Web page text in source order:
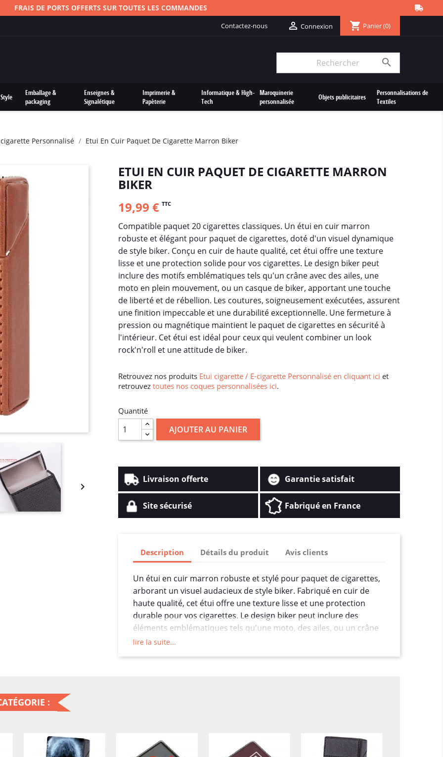
FRAIS DE PORTS OFFERTS SUR TOUTES LES COMMANDES
Contactez-nous  Connexion shopping_cart Panier(0)

Emballage &
packaging
Enseignes &
Signalétique
Imprimerie &
Papèterie
Informatique & High-
Tech
Maroquinerie
personnalisée
Objets publicitaires
Personnalisations de
Textiles
Personnalisé Etui En Cuir Paquet De Cigarette Marron Biker

ETUI EN CUIR PAQUET DE CIGARETTE MARRON
BIKER
19,99 € TTC
Compatible paquet 20 cigarettes classiques. Un étui en cuir marron
robuste et élégant pour paquet de cigarettes, doté d'un visuel dynamique
de style biker. Conçu en cuir de haute qualité, cet étui offre une texture
lisse et une protection solide pour vos cigarettes. Le design biker peut
inclure des motifs emblématiques tels qu'un crâne avec des ailes, une
moto en plein mouvement, ou un casque de biker, apportant une touche
de liberté et de rébellion. Les coutures, soigneusement exécutées, assurent
une finition impeccable et une durabilité exceptionnelle. Une fermeture à
pression ou magnétique maintient le paquet de cigarettes en sécurité à
l'intérieur. Cet étui est idéal pour ceux qui veulent combiner un look
rock'n'roll et une attitude de biker.
Retrouvez nos produits Etui cigarette / E-cigarette Personnalisé en cliquant ici et
retrouvez toutes nos coques personnalisées ici.
Quantité
AJOUTER AU PANIER
Livraison offerte Garantie satisfait
Site sécurisé Fabriqué en France
Description Détails du produit Avis clients
Un étui en cuir marron robuste et stylé pour paquet de cigarettes,
arborant un visuel audacieux de style biker. Fabriqué en cuir de
haute qualité, cet étui offre une texture lisse et une protection
durable pour vos cigarettes. Le design biker peut inclure des
éléments emblématiques tels qu'une moto, des ailes, ou un crâne
avec un casque, ajoutant une touche de rébellion et de liberté. Les
lire la suite...
: